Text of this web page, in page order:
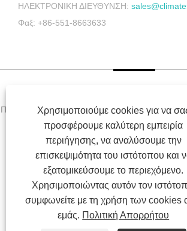
ΗΛΕΚΤΡΟΝΙΚΗ ΔΙΕΥΘΥΝΣΗ:
Φαξ: +86-551-8663633
Πνευματικά δικαιώματα © 2022 Symor
Περιβαλλοντικός θάλαμος δοκιμών,
θάλαμος δοκιμής επιτάχυνσης καιρού με
δικαιώματος.
ΣΧΕΤΙΚΆ ΜΕ ΕΜΆΣ ΠΡΟΪΌΝΤΑ
ΑΠΟΣΤΟΛΉ ΕΡΏΤΗΣΗΣ
ΣΥΝΔΈΣΕΙΣ
SITEMAP RSS XML
Χρησιμοποιούμε cookies για να
προσφέρουμε καλύτερη εμπειρία
περιήγησης, να αναλύσουμε την
επισκεψιμότητα του ιστότοπου και
εξατομικεύσουμε το περιεχόμενο.
Χρησιμοποιώντας αυτόν τον
συμφωνείτε με τη χρήση των cookies
εμάς. Πολιτική Απορρήτου